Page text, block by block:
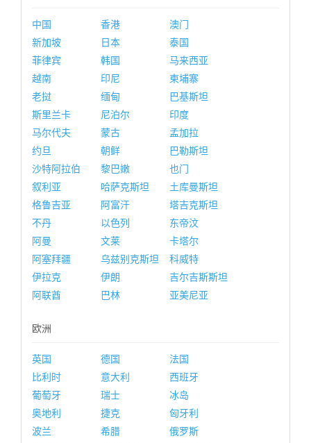
中国 香港
澳门
新加坡
日本
泰国
菲律宾
韩国
马来西亚
越南
印尼
柬埔寨
老挝
缅甸
巴基斯坦
斯里兰卡
尼泊尔
印度
马尔代夫
蒙古
孟加拉
约旦
朝鲜
巴勒斯坦
沙特阿拉伯
黎巴嫩
也门
叙利亚
哈萨克斯坦
土库曼斯坦
格鲁吉亚
阿富汗
塔吉克斯坦
不丹
以色列
东帝汶
阿曼
文莱
卡塔尔
阿塞拜疆
乌兹别克斯坦
科威特
伊拉克
伊朗
吉尔吉斯斯坦
阿联酋
巴林 亚美尼亚
欧洲
英国 德国
法国
比利时
意大利
西班牙
葡萄牙
瑞士
冰岛
奥地利
捷克
匈牙利
波兰
希腊
俄罗斯